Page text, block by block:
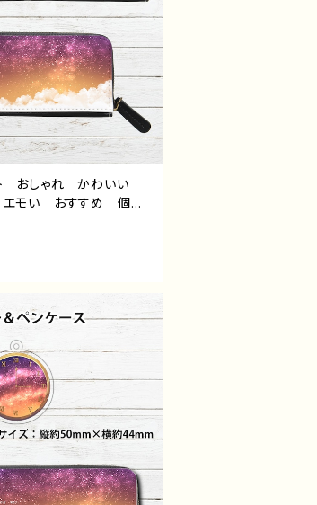
おしゃれ かわいい
モい おすすめ 個性
トレーター クリエイ
ル デザイン グッズ
ンケース」 作：星灯れぬ